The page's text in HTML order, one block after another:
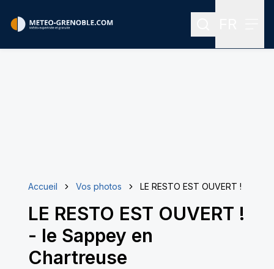
Rechercher
Accueil Vos photos LE RESTO EST OUVERT !
LE RESTO EST OUVERT !
- le Sappey en
Chartreuse